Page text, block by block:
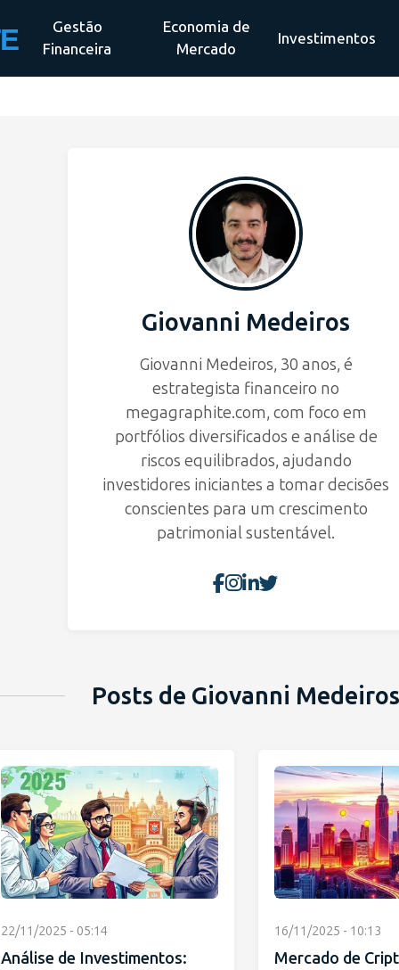
Gestão
Financeira
Economia de
Mercado
Investimentos
Giovanni Medeiros
Giovanni Medeiros, 30 anos, é
estrategista financeiro no
megagraphite.com, com foco em
portfólios diversificados e análise de
riscos equilibrados, ajudando
investidores iniciantes a tomar decisões
conscientes para um crescimento
patrimonial sustentável.
Posts de Giovanni Medeiros
22/11/2025 - 05:14
Análise de Investimentos:
16/11/2025 - 10:13
Mercado de